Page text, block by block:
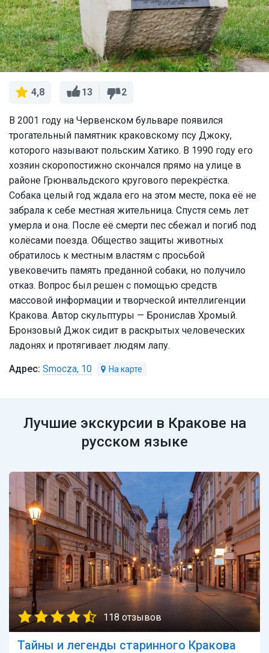
4,8 13 2
В 2001 году на Червенском бульваре появился
трогательный памятник краковскому псу Джоку,
которого называют польским Хатико. В 1990 году его
хозяин скоропостижно скончался прямо на улице в
районе Грюнвальдского кругового перекрёстка.
Собака целый год ждала его на этом месте, пока её не
забрала к себе местная жительница. Спустя семь лет
умерла и она. После её смерти пес сбежал и погиб под
колёсами поезда. Общество защиты животных
обратилось к местным властям с просьбой
увековечить память преданной собаки, но получило
отказ. Вопрос был решен с помощью средств
массовой информации и творческой интеллигенции
Кракова. Автор скульптуры — Бронислав Хромый.
Бронзовый Джок сидит в раскрытых человеческих
ладонях и протягивает людям лапу.
Smocza, 10
Лучшие экскурсии в Кракове на
русском языке
118 отзывов
Тайны и легенды старинного Кракова